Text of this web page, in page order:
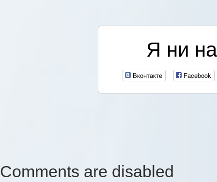
Я ни
Вконтакте Facebook
Comments are disabled